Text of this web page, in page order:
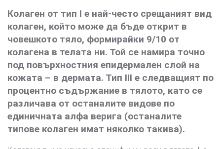
Колаген от тип I е най-често срещаният вид
колаген, който може да бъде открит в
човешкото тяло, формирайки 9/10 от
колагена в телата ни. Той се намира точно
под повърхностния епидермален слой на
кожата – в дермата. Тип III е следващият по
процентно съдържание в тялото, като се
различава от останалите видове по
единичната алфа верига (останалите
типове колаген имат няколко такива).